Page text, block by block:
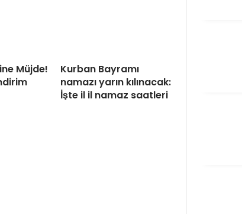
Müjde!
Kurban Bayramı
namazı yarın kılınacak:
İşte il il namaz saatleri